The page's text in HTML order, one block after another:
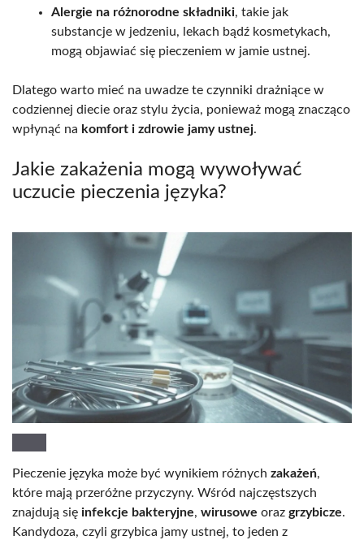
Alergie na różnorodne składniki, takie jak
substancje w jedzeniu, lekach bądź kosmetykach,
mogą objawiać się pieczeniem w jamie ustnej.
Dlatego warto mieć na uwadze te czynniki drażniące w
codziennej diecie oraz stylu życia, ponieważ mogą znacząco
wpłynąć na komfort i zdrowie jamy ustnej.
Jakie zakażenia mogą wywoływać
uczucie pieczenia języka?
Pieczenie języka może być wynikiem różnych zakażeń,
które mają przeróżne przyczyny. Wśród najczęstszych
znajdują się infekcje bakteryjne, wirusowe oraz grzybicze.
Kandydoza, czyli grzybica jamy ustnej, to jeden z